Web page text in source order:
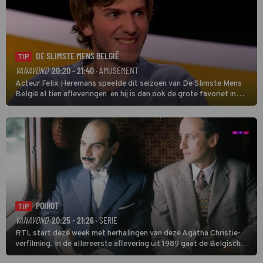
TIP
DE SLIMSTE MENS BELGIË
VANAVOND 20:20 - 21:40· AMUSEMENT
Acteur Felix Heremans speelde dit seizoen van De Slimste Mens
België al tien afleveringen en hij is dan ook de grote favoriet in
deze seizoensfinale. En er is Nederlandse inbreng, want komiek
Soundos El Ahmadi neemt plaats aan de jurytafel.
TIP
POIROT
VANAVOND 20:25 - 21:26 · SERIE
RTL start deze week met herhalingen van deze Agatha Christie-
verfilming. In de allereerste aflevering uit 1989 gaat de Belgische
speurder op zoek naar een vermiste kok. Poirot raakt al snel